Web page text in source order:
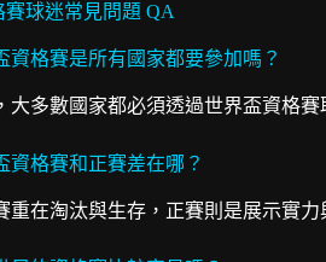
賽球迷常見問題 QA
資格賽是所有國家都要參加嗎？
大多數國家都必須透過世界盃資格
資格賽和正賽差在哪？
重在淘汰與生存，正賽則是展示實力